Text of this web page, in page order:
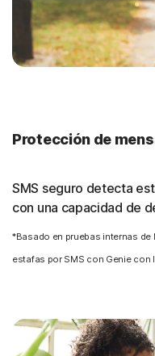
Protección de
SMS seguro detecta
con una capacidad de
*Basado en pruebas internas
estafas por SMS con Genie con